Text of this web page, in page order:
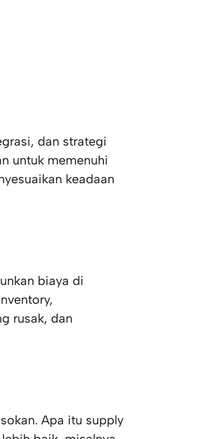
dan strategi
untuk memenuhi
keadaan
biaya di
rusak, dan
Apa itu supply